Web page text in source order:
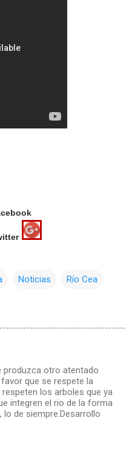
Noticias Río Cea
produzca otro atentado
que se respete la
los arboles que ya
integren el rio de la forma
lo de siempre.Desarrollo